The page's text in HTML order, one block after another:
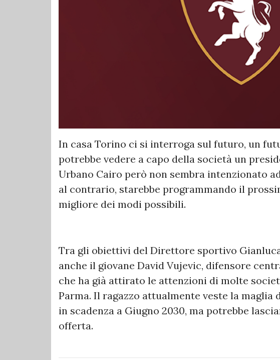
In casa Torino ci si interroga sul futuro, un
potrebbe vedere a capo della società un
Urbano Cairo però non sembra intenzionato
al contrario, starebbe programmando il
migliore dei modi possibili.
Tra gli obiettivi del Direttore sportivo
anche il giovane David Vujevic, difensore
che ha già attirato le attenzioni di molte
Parma. Il ragazzo attualmente veste la
in scadenza a Giugno 2030, ma potrebbe
offerta.